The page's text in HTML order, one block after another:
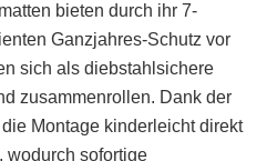
bieten durch ihr 7-
Ganzjahres-Schutz vor
sich als diebstahlsichere
zusammenrollen. Dank der
Montage kinderleicht direkt
wodurch sofortige